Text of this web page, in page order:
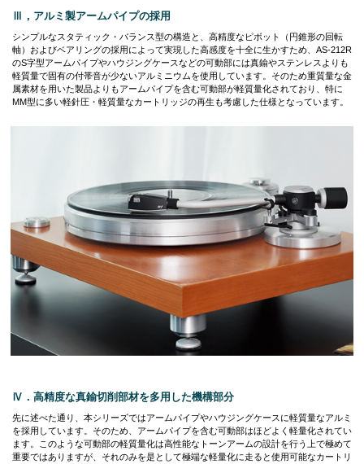
Ⅲ，アルミ製アームパイプの採用
シンプルなスタティック・バランス型の構造と、高精度なピボット（円錐形の回転
軸）およびベアリングの採用によって実現した高感度を十全に生かすため、AS-212R
のS字型アームパイプやハウジングケースなどの可動部には真鍮やステンレスよりも
軽質量で固有の付帯音が少ないアルミニウムを使用しています。そのため重質量な金
属素材を用いた製品よりもアームパイプを含む可動部が軽質量化されており、特に
MM型に多い軽針圧・軽質量なカートリッジの再生も考慮した仕様となっています。
Ⅳ．高精度な真鍮切削部材を多用した機構部分
先に述べた通り、本シリーズではアームパイプやハウジングケースに軽質量なアルミ
を採用しています。そのため、アームパイプを含む可動部はほどよく軽量化されてい
ます。このような可動部の軽質量化は高性能なトーンアームの設計を行う上で極めて
重要ではありますが、それのみを是として極端な軽量化に走ると使用可能なカートリ